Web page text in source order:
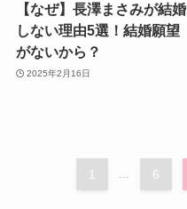
【なぜ】長澤まさみが結婚
しない理由5選！結婚願望
がないから？
2025年2月16日
1 ... 6